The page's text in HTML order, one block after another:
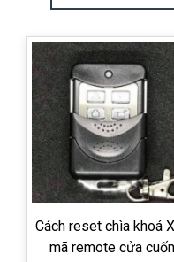
Cách reset chìa khoá
mã remote cửa cuốn